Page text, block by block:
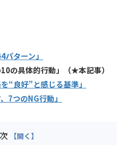
パターン」
の具体的行動」（★本記事）
“良好”と感じる基準」
7つのNG行動」